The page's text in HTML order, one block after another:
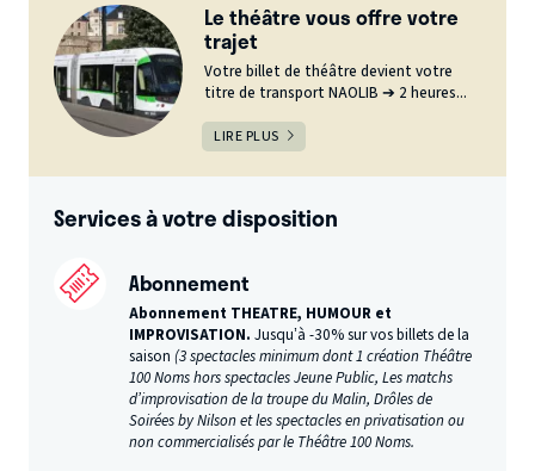
Le théâtre vous offre votre
trajet
Votre billet de théâtre devient votre
titre de transport NAOLIB ➔ 2 heures...
LIRE PLUS
Services à votre disposition
Abonnement
Abonnement THEATRE, HUMOUR et
IMPROVISATION. Jusqu’à -30% sur vos billets de la
saison(3 spectacles minimum dont 1 création Théâtre
100 Noms hors spectacles Jeune Public, Les matchs
d’improvisation de la troupe du Malin, Drôles de
Soirées by Nilson et les spectacles en privatisation ou
non commercialisés par le Théâtre 100 Noms.